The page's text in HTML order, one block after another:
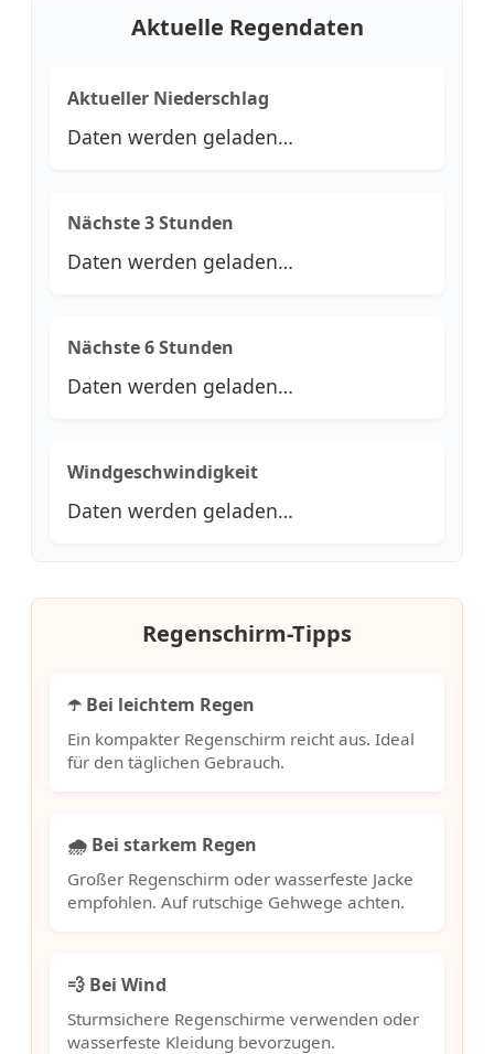
Aktuelle Regendaten
Aktueller Niederschlag
Daten werden geladen…
Nächste 3 Stunden
Daten werden geladen…
Nächste 6 Stunden
Daten werden geladen…
Windgeschwindigkeit
Daten werden geladen…
Regenschirm-Tipps
☂️ Bei leichtem Regen
Ein kompakter Regenschirm reicht aus. Ideal
für den täglichen Gebrauch.
🌧️ Bei starkem Regen
Großer Regenschirm oder wasserfeste Jacke
empfohlen. Auf rutschige Gehwege achten.
💨 Bei Wind
Sturmsichere Regenschirme verwenden oder
wasserfeste Kleidung bevorzugen.